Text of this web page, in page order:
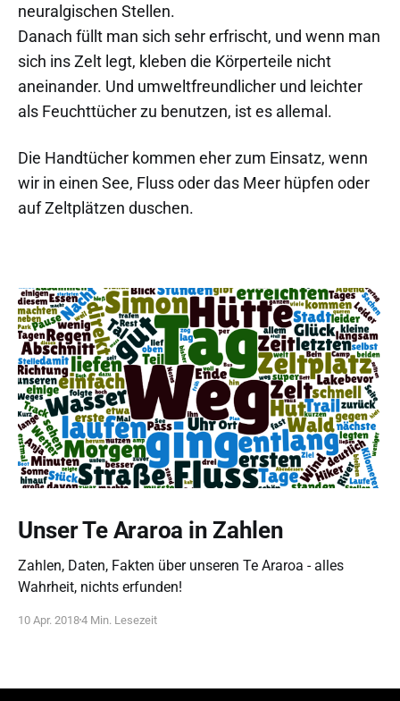
neuralgischen Stellen.
Danach füllt man sich sehr erfrischt, und wenn man
sich ins Zelt legt, kleben die Körperteile nicht
aneinander. Und umweltfreundlicher und leichter
als Feuchttücher zu benutzen, ist es allemal.
Die Handtücher kommen eher zum Einsatz, wenn
wir in einen See, Fluss oder das Meer hüpfen oder
auf Zeltplätzen duschen.
Unser Te Araroa in Zahlen
Zahlen, Daten, Fakten über unseren Te Araroa - alles
Wahrheit, nichts erfunden!
10 Apr. 20184 Min. Lesezeit